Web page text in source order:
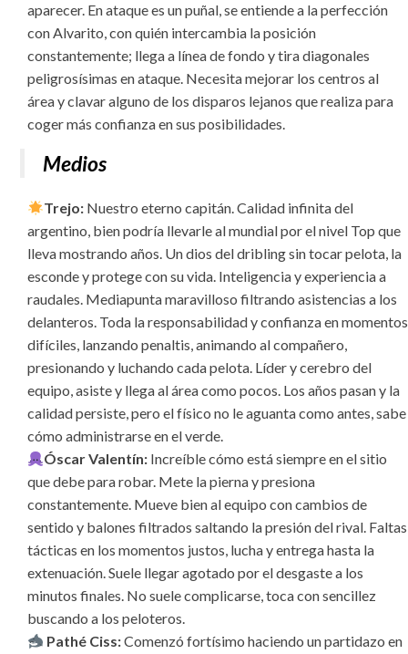
aparecer. En ataque es un puñal, se entiende a la perfección
con Alvarito, con quién intercambia la posición
constantemente; llega a línea de fondo y tira diagonales
peligrosísimas en ataque. Necesita mejorar los centros al
área y clavar alguno de los disparos lejanos que realiza para
coger más confianza en sus posibilidades.
Medios
Trejo: Nuestro eterno capitán. Calidad infinita del
argentino, bien podría llevarle al mundial por el nivel Top que
lleva mostrando años. Un dios del dribling sin tocar pelota, la
esconde y protege con su vida. Inteligencia y experiencia a
raudales. Mediapunta maravilloso filtrando asistencias a los
delanteros. Toda la responsabilidad y confianza en momentos
difíciles, lanzando penaltis, animando al compañero,
presionando y luchando cada pelota. Líder y cerebro del
equipo, asiste y llega al área como pocos. Los años pasan y la
calidad persiste, pero el físico no le aguanta como antes, sabe
cómo administrarse en el verde.
Óscar Valentín: Increíble cómo está siempre en el sitio
que debe para robar. Mete la pierna y presiona
constantemente. Mueve bien al equipo con cambios de
sentido y balones filtrados saltando la presión del rival. Faltas
tácticas en los momentos justos, lucha y entrega hasta la
extenuación. Suele llegar agotado por el desgaste a los
minutos finales. No suele complicarse, toca con sencillez
buscando a los peloteros.
Pathé Ciss:Comenzó fortísimo haciendo un partidazo en